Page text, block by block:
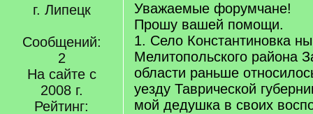
г. Липецк
Сообщений:
2
На сайте с
2008 г.
Рейтинг:
Уважаемые форумчане!
Прошу вашей помощи.
1. Село Константиновка
Мелитопольского района
области раньше
уезду Таврической
мой дедушка в своих